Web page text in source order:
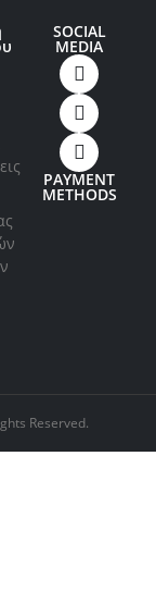
SOCIAL
MEDIA
PAYMENT
METHODS
Reserved.